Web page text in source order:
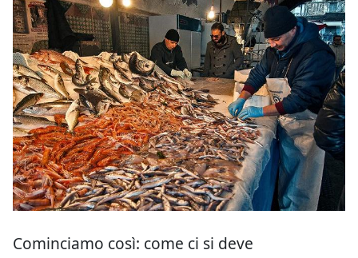
Cominciamo così: come ci si deve